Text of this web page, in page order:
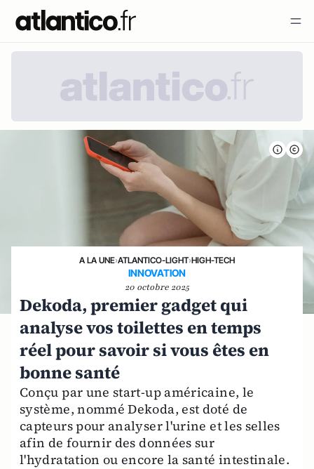
A LA UNE›ATLANTICO-LIGHT›HIGH-TECH
INNOVATION
20 octobre 2025
Dekoda, premier gadget qui
analyse vos toilettes en temps
réel pour savoir si vous êtes en
bonne santé
Conçu par une start-up américaine, le
système, nommé Dekoda, est doté de
capteurs pour analyser l'urine et les selles
afin de fournir des données sur
l'hydratation ou encore la santé intestinale.